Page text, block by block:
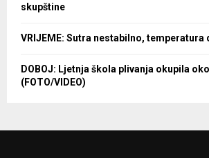
skupštine
VRIJEME: Sutra nestabilno, temperatura
DOBOJ: Ljetnja škola plivanja okupila
(FOTO/VIDEO)